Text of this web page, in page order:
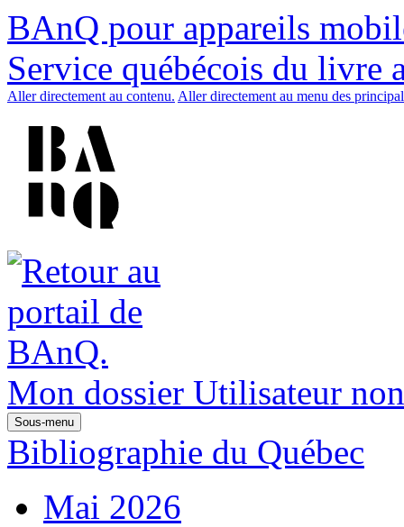
BAnQ pour appareils
Service québécois du livre
Aller directement au contenu. Aller directement au menu des
Mon dossier Utilisateur
Sous-menu
Bibliographie du Québec
Mai 2026